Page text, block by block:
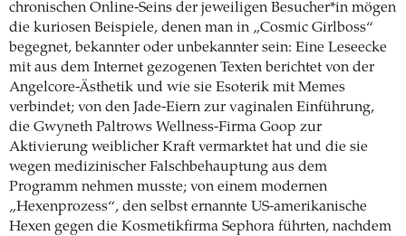
chronischen Online-Seins der jeweiligen Besucher*in mögen
die kuriosen Beispiele, denen man in „Cosmic Girlboss“
begegnet, bekannter oder unbekannter sein: Eine Leseecke
mit aus dem Internet gezogenen Texten berichtet von der
Angelcore-Ästhetik und wie sie Esoterik mit Memes
verbindet; von den Jade-Eiern zur vaginalen Einführung,
die Gwyneth Paltrows Wellness-Firma Goop zur
Aktivierung weiblicher Kraft vermarktet hat und die sie
wegen medizinischer Falschbehauptung aus dem
Programm nehmen musste; von einem modernen
„Hexenprozess“, den selbst ernannte US-amerikanische
Hexen gegen die Kosmetikfirma Sephora führten, nachdem